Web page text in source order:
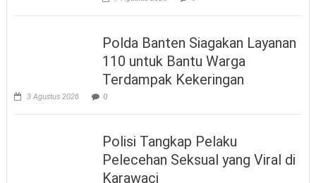
Polda Banten Siagakan Layanan
110 untuk Bantu Warga
Terdampak Kekeringan
3 Agustus 2026 0
Polisi Tangkap Pelaku
Pelecehan Seksual yang Viral di
Karawaci